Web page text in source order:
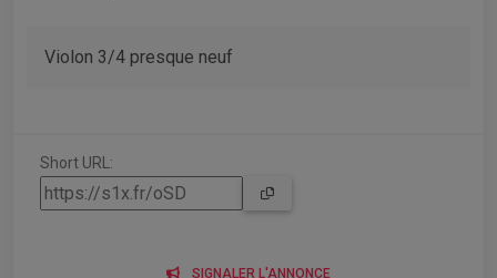
Violon 3/4 presque neuf
Short URL:
SIGNALER L'ANNONCE